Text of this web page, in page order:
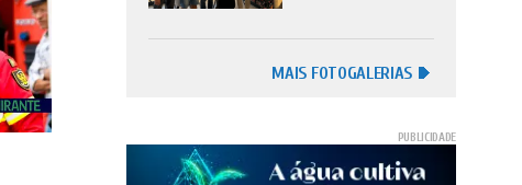
MAIS FOTOGALERIAS